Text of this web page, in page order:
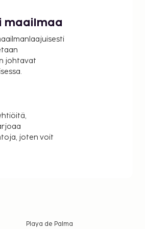
maailmaa
johtavat
joten voit
Playa de Palma